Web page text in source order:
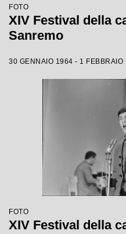
FOTO
XIV Festival della
Sanremo
30 GENNAIO 1964 - 1 FEBBRAIO
FOTO
XIV Festival della